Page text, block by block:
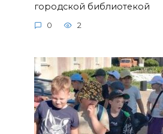
городской библиотекой
0 2